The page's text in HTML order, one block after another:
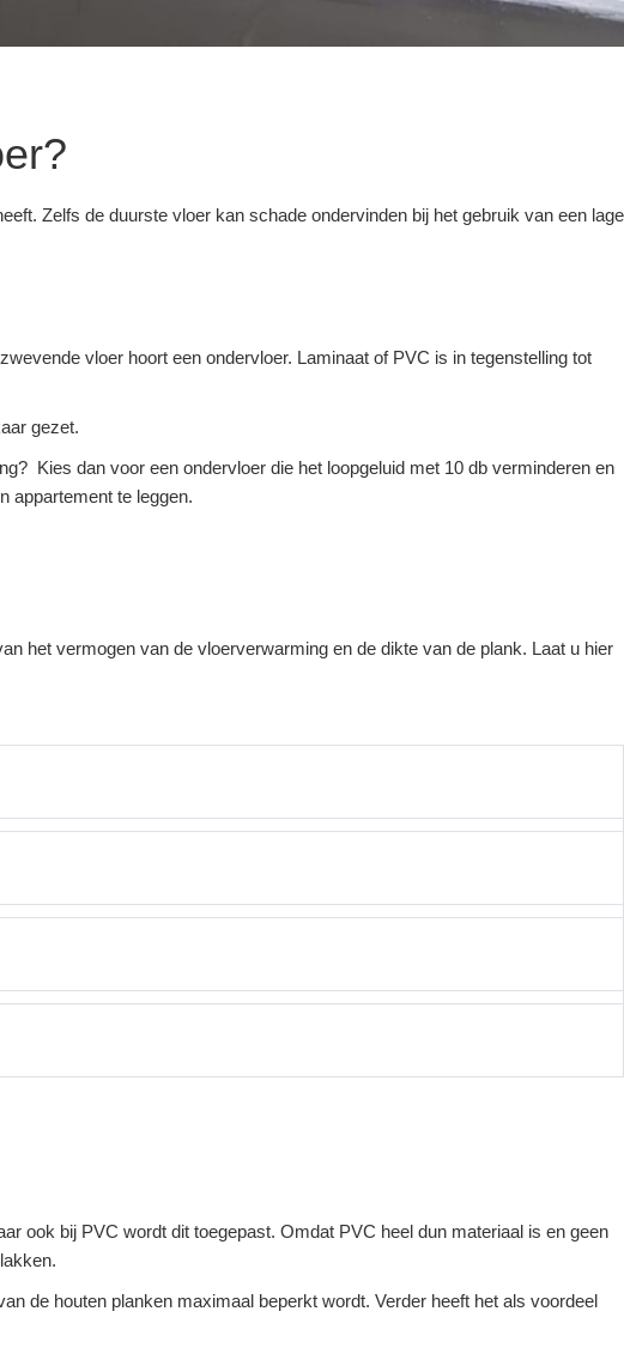
Zelfs de duurste vloer kan schade ondervinden bij het gebruik van een lage
vloer hoort een ondervloer. Laminaat of PVC is in tegenstelling tot
gezet.
Kies dan voor een ondervloer die het loopgeluid met 10 db verminderen en
appartement te leggen.
het vermogen van de vloerverwarming en de dikte van de plank. Laat u hier
ook bij PVC wordt dit toegepast. Omdat PVC heel dun materiaal is en geen
de houten planken maximaal beperkt wordt. Verder heeft het als voordeel